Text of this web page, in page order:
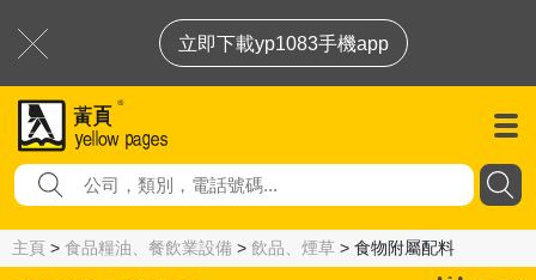
立即下載yp1083手機app
主頁 > 食品糧油、餐飲業設備 > 飲品、煙草 > 食物附屬配料